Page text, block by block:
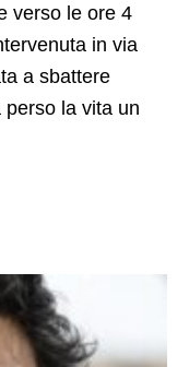
verso le ore 4
in via
a sbattere
perso la vita un